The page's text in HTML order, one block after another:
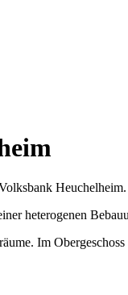
heterogenen
Im